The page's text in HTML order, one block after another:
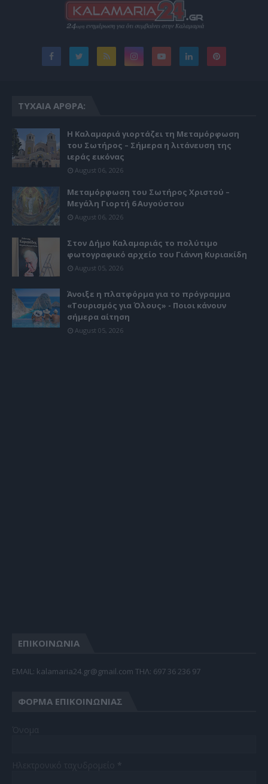
ΤΥΧΑΊΑ ΆΡΘΡΑ:
Η Καλαμαριά γιορτάζει τη Μεταμόρφωση
του Σωτήρος – Σήμερα η λιτάνευση της
ιεράς εικόνας
August 06, 2026
Μεταμόρφωση του Σωτήρος Χριστού –
Μεγάλη Γιορτή 6 Αυγούστου
August 06, 2026
Στον Δήμο Καλαμαριάς το πολύτιμο
φωτογραφικό αρχείο του Γιάννη Κυριακίδη
August 05, 2026
Άνοιξε η πλατφόρμα για το πρόγραμμα
«Τουρισμός για Όλους» - Ποιοι κάνουν
σήμερα αίτηση
August 05, 2026
ΕΠΙΚΟΙΝΩΝΙΑ
EMAIL: kalamaria24.gr@gmail.com TΗΛ: 697 36 236 97
ΦΌΡΜΑ ΕΠΙΚΟΙΝΩΝΊΑΣ